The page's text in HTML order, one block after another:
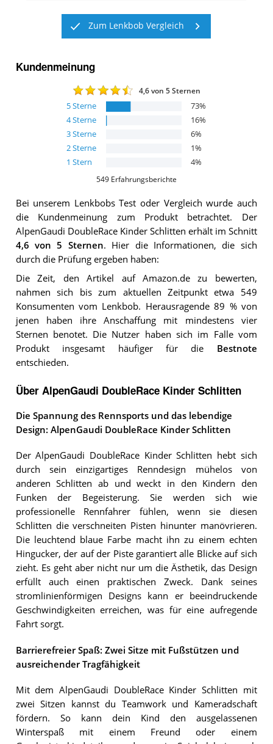
Zum Lenkbob Vergleich
Kundenmeinung
4,6von 5 Sternen
5Sterne 73%
4Sterne 16%
3Sterne 6%
2Sterne 1%
1 Stern 4%
549 Erfahrungsberichte
Bei unserem LenkbobsTest oder Vergleich wurde auch
die Kundenmeinung zum Produkt betrachtet.
Der
AlpenGaudi DoubleRace Kinder Schlitten erhält im Schnitt
4,6 von 5 Sternen. Hier die Informationen, die sich
durch die Prüfung ergeben haben:
Die Zeit, den Artikel auf Amazon.de zu bewerten,
nahmen sich bis zum aktuellen Zeitpunkt etwa 549
Konsumenten vom Lenkbob. Herausragende 89 % von
jenen haben ihre Anschaffung mit mindestens vier
Sternen benotet. Die Nutzer haben sich im Falle vom
Produkt insgesamt häufiger für die Bestnote
entschieden.
Über AlpenGaudi DoubleRace Kinder Schlitten
Die Spannung des Rennsports und das lebendige
Design: AlpenGaudi DoubleRace Kinder Schlitten
Der AlpenGaudi DoubleRace Kinder Schlitten hebt sich
durch sein einzigartiges Renndesign mühelos von
anderen Schlitten ab und weckt in den Kindern den
Funken der Begeisterung. Sie werden sich wie
professionelle Rennfahrer fühlen, wenn sie diesen
Schlitten die verschneiten Pisten hinunter manövrieren.
Die leuchtend blaue Farbe macht ihn zu einem echten
Hingucker, der auf der Piste garantiert alle Blicke auf sich
zieht. Es geht aber nicht nur um die Ästhetik, das Design
erfüllt auch einen praktischen Zweck. Dank seines
stromlinienförmigen Designs kann er beeindruckende
Geschwindigkeiten erreichen, was für eine aufregende
Fahrt sorgt.
Barrierefreier Spaß: Zwei Sitze mit Fußstützen und
ausreichender Tragfähigkeit
Mit dem AlpenGaudi DoubleRace Kinder Schlitten mit
zwei Sitzen kannst du Teamwork und Kameradschaft
fördern. So kann dein Kind den ausgelassenen
Winterspaß mit einem Freund oder einem